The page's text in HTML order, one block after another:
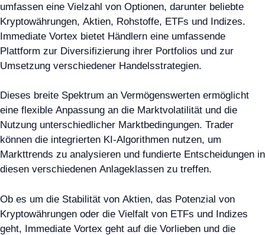
umfassen eine Vielzahl von Optionen, darunter beliebte
Kryptowährungen, Aktien, Rohstoffe, ETFs und Indizes.
Immediate Vortex bietet Händlern eine umfassende
Plattform zur Diversifizierung ihrer Portfolios und zur
Umsetzung verschiedener Handelsstrategien.
Dieses breite Spektrum an Vermögenswerten ermöglicht
eine flexible Anpassung an die Marktvolatilität und die
Nutzung unterschiedlicher Marktbedingungen. Trader
können die integrierten KI-Algorithmen nutzen, um
Markttrends zu analysieren und fundierte Entscheidungen in
diesen verschiedenen Anlageklassen zu treffen.
Ob es um die Stabilität von Aktien, das Potenzial von
Kryptowährungen oder die Vielfalt von ETFs und Indizes
geht, Immediate Vortex geht auf die Vorlieben und die